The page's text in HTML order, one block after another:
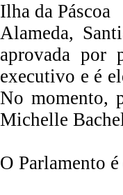
Ilha da Páscoa
Alameda,
aprovada por
executivo e é
No momento,
Michelle
O Parlamento